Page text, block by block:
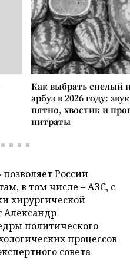
Как выбрать спелый
арбуз в 2026 году:
пятно, хвостик и
нитраты
России
в том числе – АЗС, с
хирургической
Александр
политического
процессов
совета